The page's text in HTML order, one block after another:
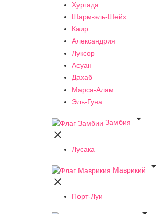
Хургада
Шарм-эль-Шейх
Каир
Александрия
Луксор
Асуан
Дахаб
Марса-Алам
Эль-Гуна
Замбия


Лусака
Маврикий


Порт-Луи